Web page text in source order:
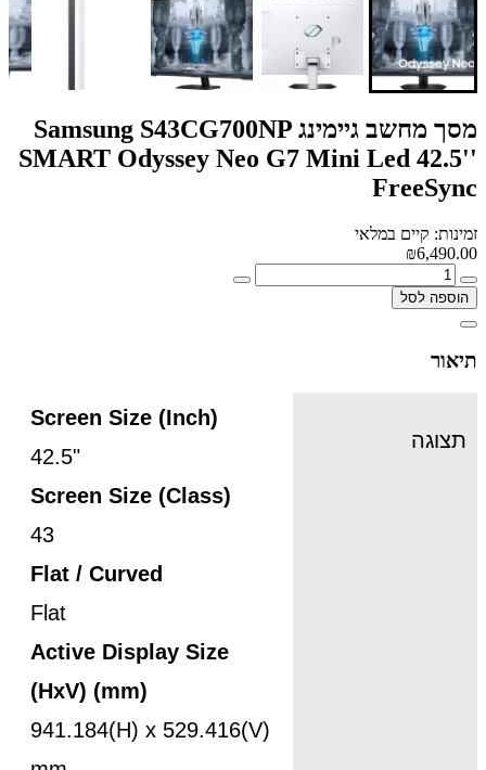
מסך מחשב גיימינג Samsung S43CG700NP
SMART Odyssey Neo G7 Mini Led 42.5''
FreeSync
זמינות: קיים במלאי
₪6,490.00
הוספה לסל
תיאור
תצוגה
Screen Size (Inch)
42.5"
Screen Size (Class)
43
Flat / Curved
Flat
Active Display Size
(HxV) (mm)
941.184(H) x 529.416(V)